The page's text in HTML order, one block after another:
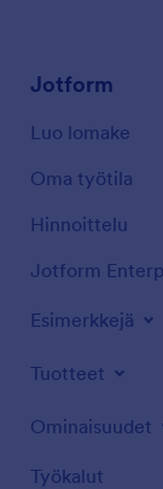
Jotform
Luo lomake
Oma työtila
Hinnoittelu
Jotform
Esimerkkejä
Tuotteet
Ominaisuudet
Työkalut